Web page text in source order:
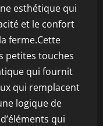
esthétique qui
et le confort
ferme.Cette
petites touches
qui fournit
qui remplacent
logique de
qui